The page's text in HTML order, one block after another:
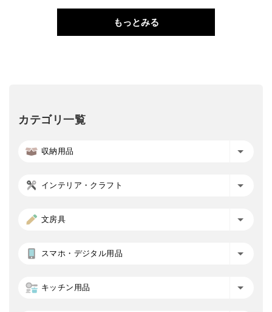
もっとみる
カテゴリ一覧
収納用品
インテリア・クラフト
文房具
スマホ・デジタル用品
キッチン用品